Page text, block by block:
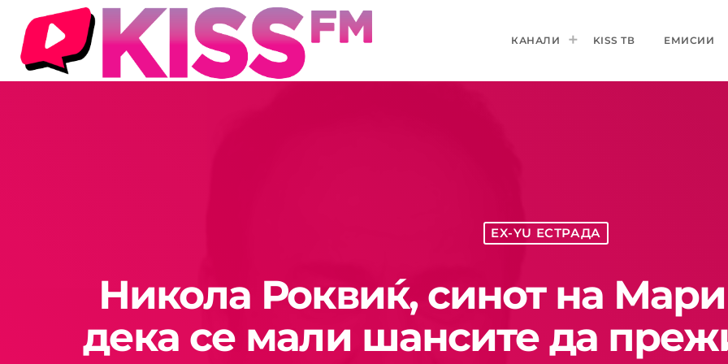
КАНАЛИ KISS ТВ ЕМИСИИ
EX-YU ЕСТРАДА
Никола Роквиќ, синот на
дека се мали шансите да